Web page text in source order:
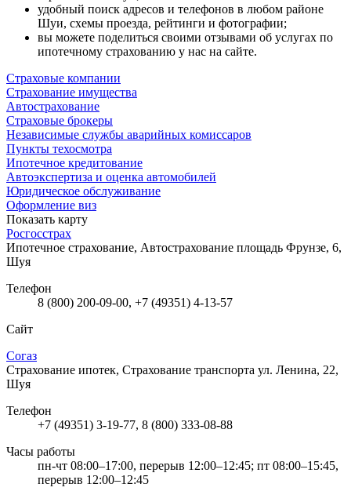
удобный поиск адресов и телефонов в любом районе
Шуи, схемы проезда, рейтинги и фотографии;
вы можете поделиться своими отзывами об услугах по
ипотечному страхованию у нас на сайте.
Страховые компании
Страхование имущества
Автострахование
Страховые брокеры
Независимые службы аварийных комиссаров
Пункты техосмотра
Ипотечное кредитование
Автоэкспертиза и оценка автомобилей
Юридическое обслуживание
Оформление виз
Показать карту
Росгосстрах
Ипотечное страхование, Автострахование площадь Фрунзе, 6,
Шуя
Телефон
8 (800) 200-09-00, +7 (49351) 4-13-57
Сайт
Согаз
Страхование ипотек, Страхование транспорта ул. Ленина, 22,
Шуя
Телефон
+7 (49351) 3-19-77, 8 (800) 333-08-88
Часы работы
пн-чт 08:00–17:00, перерыв 12:00–12:45; пт 08:00–15:45,
перерыв 12:00–12:45